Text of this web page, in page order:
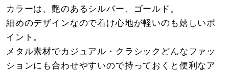
カラーは、艶のあるシルバー、ゴールド。
細めのデザインなので着け心地が軽いのも嬉しいポ
イント。
メタル素材でカジュアル・クラシックどんなファッ
ションにも合わせやすいので持っておくと便利なア